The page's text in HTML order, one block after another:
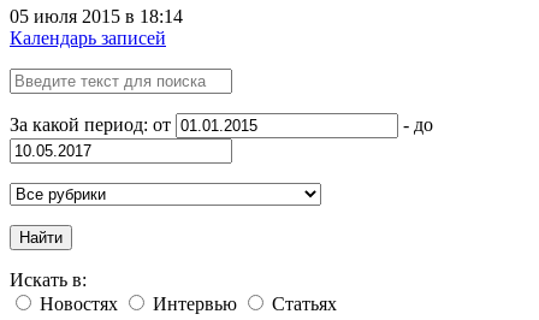
05 июля 2015 в 18:14
Календарь записей
За какой период: от - до
Найти
Искать в:
Новостях
Интервью
Статьях